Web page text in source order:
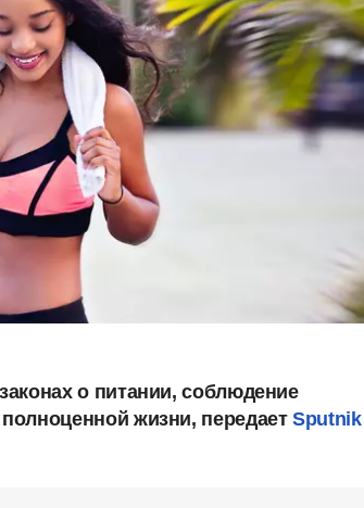
о питании, соблюдение
жизни, передаетSputnik